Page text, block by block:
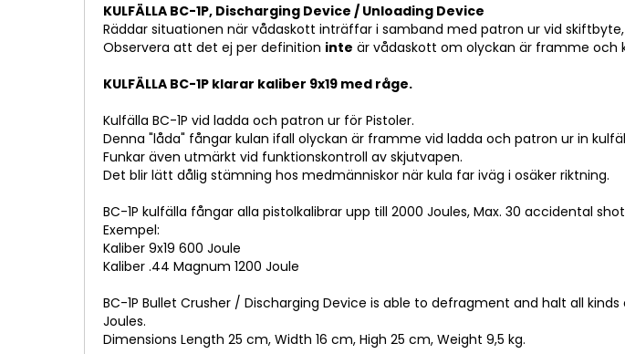
KULFÄLLA BC-1P, Discharging Device / Unloading Device
Räddar situationen när vådaskott inträffar i samband med patron ur vid
Observera att det ej per definition inte är vådaskott om olyckan är framme och
KULFÄLLA BC-1P klarar kaliber 9x19 med råge.
Kulfälla BC-1P vid ladda och patron ur för Pistoler.
Denna "låda" fångar kulan ifall olyckan är framme vid ladda och patron ur in
Funkar även utmärkt vid funktionskontroll av skjutvapen.
Det blir lätt dålig stämning hos medmänniskor när kula far iväg i osäker riktning.
BC-1P kulfälla fångar alla pistolkalibrar upp till 2000 Joules, Max. 30 accidental
Exempel:
Kaliber 9x19 600 Joule
Kaliber .44 Magnum 1200 Joule
BC-1P Bullet Crusher / Discharging Device is able to defragment and halt all
Joules.
Dimensions Length 25 cm, Width 16 cm, High 25 cm, Weight 9,5 kg.